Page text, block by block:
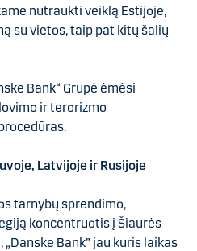
nutraukti veiklą Estijoje,
su vietos, taip pat kitų šalių
Bank“ Grupė ėmėsi
ir terorizmo
Latvijoje ir Rusijoje
tarnybų sprendimo,
koncentruotis į Šiaurės
Bank” jau kuris laikas